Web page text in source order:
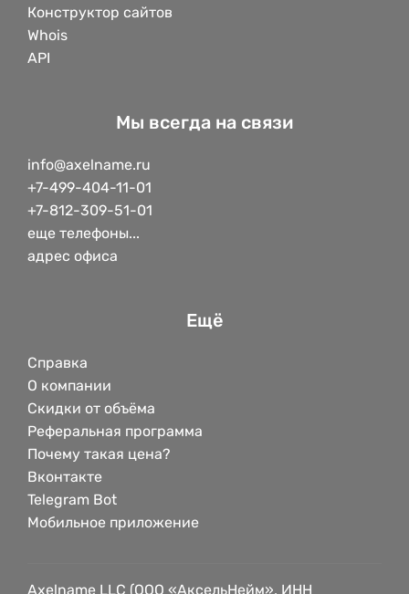
Конструктор сайтов
Whois
API
Мы всегда на связи
info@axelname.ru
+7-499-404-11-01
+7-812-309-51-01
еще телефоны...
адрес офиса
Ещё
Справка
О компании
Скидки от объёма
Реферальная программа
Почему такая цена?
Вконтакте
Telegram Bot
Мобильное приложение
Axelname LLC (ООО «АксельНейм», ИНН